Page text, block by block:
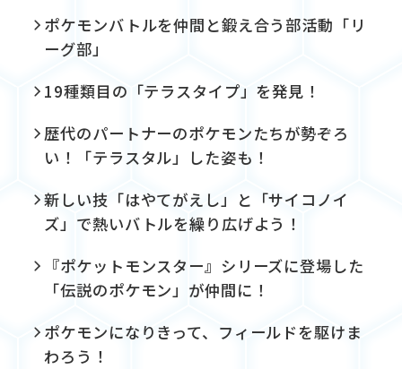
ポケモンバトルを仲間と鍛え合う部活動「リ
ーグ部」
19種類目の「テラスタイプ」を発見！
歴代のパートナーのポケモンたちが勢ぞろ
い！「テラスタル」した姿も！
新しい技「はやてがえし」と「サイコノイ
ズ」で熱いバトルを繰り広げよう！
『ポケットモンスター』シリーズに登場した
「伝説のポケモン」が仲間に！
ポケモンになりきって、フィールドを駆けま
わろう！